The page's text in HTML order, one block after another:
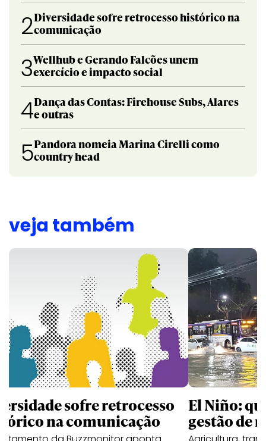
2Diversidade sofre retrocesso histórico na
comunicação
3Wellhub e Gerando Falcões unem
exercício e impacto social
4Dança das Contas: Firehouse Subs, Alares
e outras
5Pandora nomeia Marina Cirelli como
country head
veja também
sofre retrocesso
na comunicação
El Niño:
gestão de